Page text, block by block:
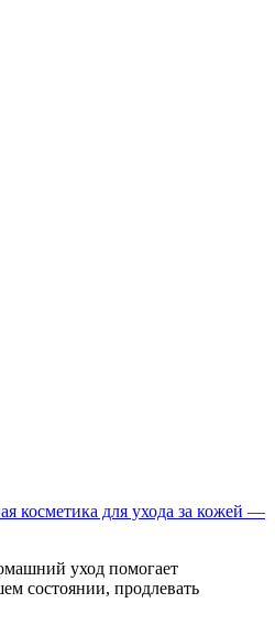
косметика для ухода за кожей —
уход помогает
состоянии, продлевать